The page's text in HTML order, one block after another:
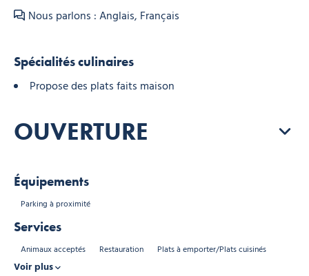
Nous parlons : Anglais, Français
Spécialités culinaires
Propose des plats faits maison
OUVERTURE
Équipements
Parking à proximité
Services
Animaux acceptés Restauration Plats à emporter/Plats cuisinés
Voir plus